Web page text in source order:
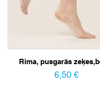
Rima, pusgarās
Цена
6,50 €